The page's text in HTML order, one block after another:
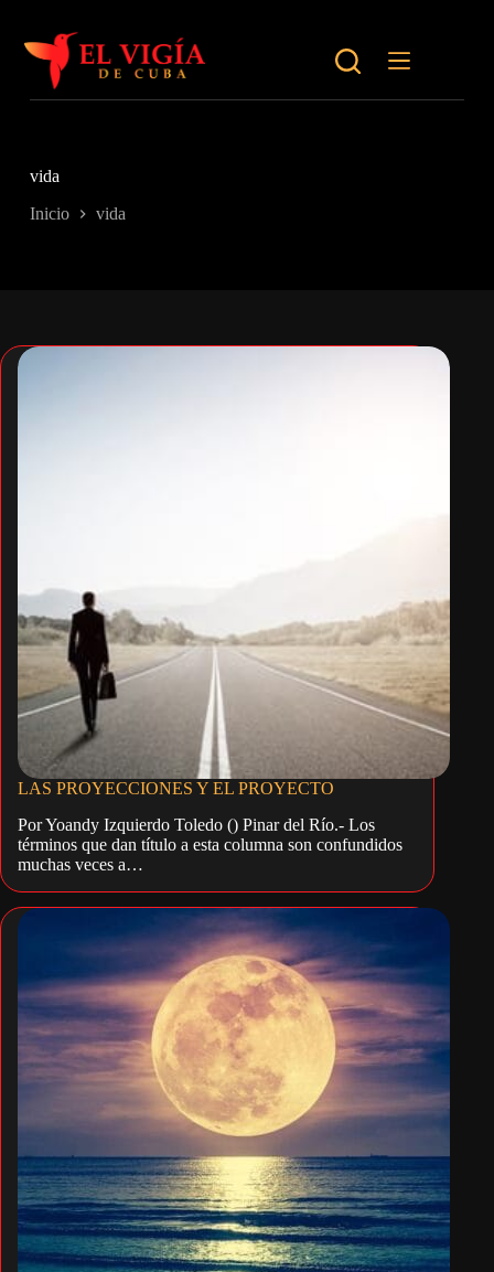
contenido
vida
Inicio vida
LAS PROYECCIONES Y EL PROYECTO
Por Yoandy Izquierdo Toledo () Pinar del Río.- Los
términos que dan título a esta columna son confundidos
muchas veces a…